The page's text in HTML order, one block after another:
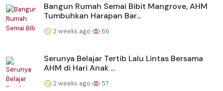
Bangun Rumah Semai Bibit Mangrove, AHM
Tumbuhkan Harapan Bar...
2 weeks ago 66
Serunya Belajar Tertib Lalu Lintas Bersama
AHM di Hari Anak ...
2 weeks ago 57